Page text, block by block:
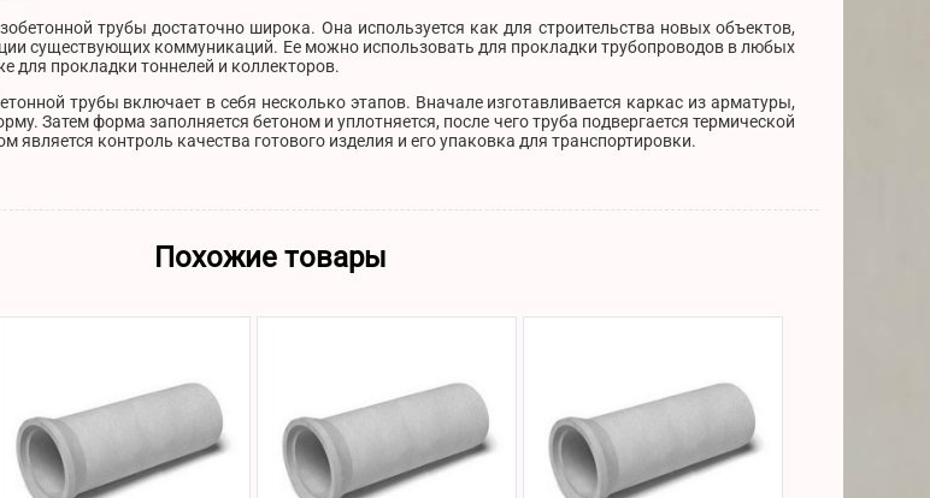
трубы достаточно широка. Она используется как для строительства новых объектов,
существующих коммуникаций. Ее можно использовать для прокладки трубопроводов в любых
для прокладки тоннелей и коллекторов.
трубы включает в себя несколько этапов. Вначале изготавливается каркас из арматуры,
Затем форма заполняется бетоном и уплотняется, после чего труба подвергается термической
контроль качества готового изделия и его упаковка для транспортировки.
Похожие товары